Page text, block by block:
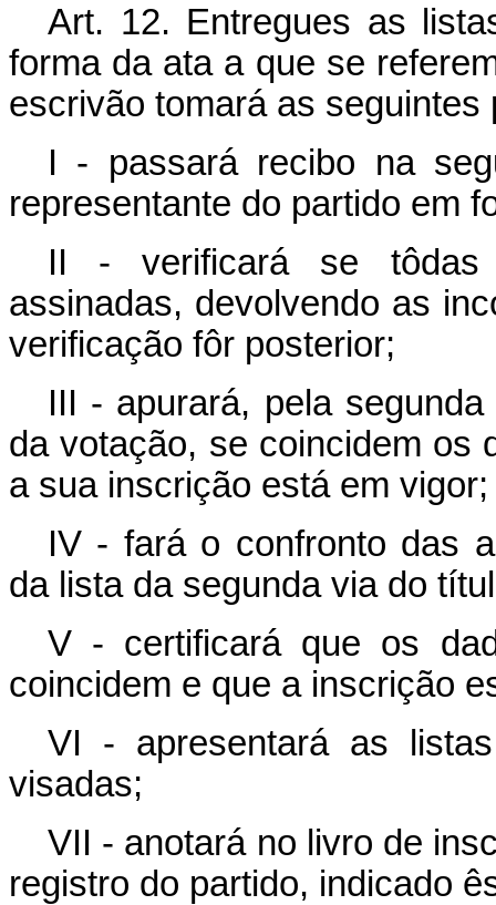
Art. 12. Entregues as
forma da ata a que se
escrivão tomará as seguintes
I - passará recibo na
representante do partido em
II - verificará se tôdas
assinadas, devolvendo as
verificação fôr posterior;
III - apurará, pela
da votação, se coincidem os
a sua inscrição está em vigor;
IV - fará o confronto das
da lista da segunda via do
V - certificará que os
coincidem e que a inscrição
VI - apresentará as
visadas;
VII - anotará no livro de
registro do partido, indicado